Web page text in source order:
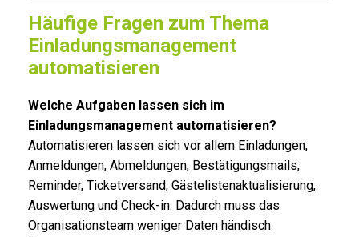
Häufige Fragen zum Thema
Einladungsmanagement
automatisieren
Welche Aufgaben lassen sich im
Einladungsmanagement automatisieren?
Automatisieren lassen sich vor allem Einladungen,
Anmeldungen, Abmeldungen, Bestätigungsmails,
Reminder, Ticketversand, Gästelistenaktualisierung,
Auswertung und Check-in. Dadurch muss das
Organisationsteam weniger Daten händisch